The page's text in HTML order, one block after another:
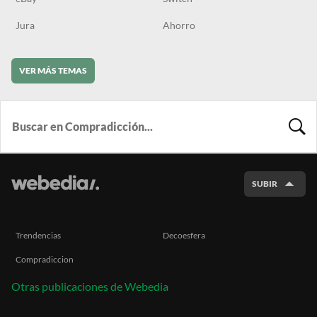
Jura Ahorro
VER MÁS TEMAS
SUBIR
Trendencias Decoesfera
Compradiccion
Otras publicaciones de Webedia